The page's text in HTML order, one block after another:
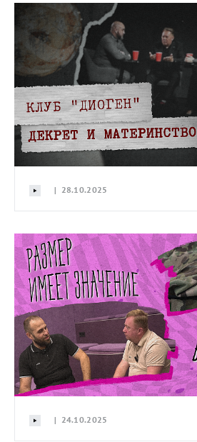
| 28.10.2025
| 24.10.2025